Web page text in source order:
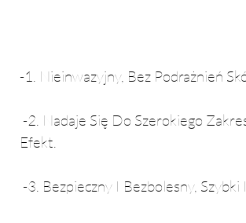
-1. Nieinwazyjny, Bez Podrażnień
-2. Nadaje Się Do Szerokiego
Efekt.
-3. Bezpieczny I Bezbolesny, Szybki